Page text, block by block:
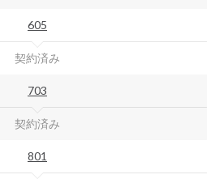
605
契約済み
703
契約済み
801